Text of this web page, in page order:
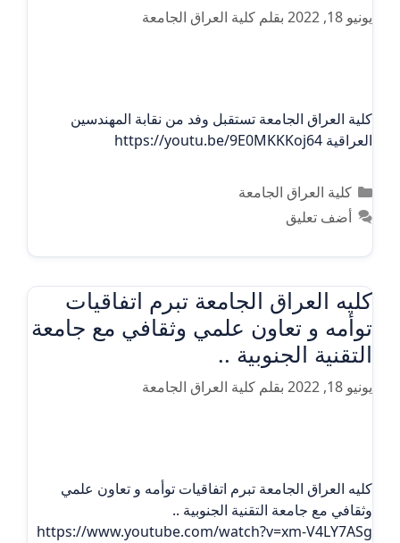
يونيو 18, 2022 بقلم كلية العراق الجامعة
كلية العراق الجامعة تستقبل وفد من نقابة المهندسين
العراقية https://youtu.be/9E0MKKKoj64
التصنيفات
كلية العراق الجامعة
أضف تعليق
كليه العراق الجامعة تبرم اتفاقيات
توأمه و تعاون علمي وثقافي مع جامعة
التقنية الجنوبية ..
يونيو 18, 2022 بقلم كلية العراق الجامعة
كليه العراق الجامعة تبرم اتفاقيات توأمه و تعاون علمي
وثقافي مع جامعة التقنية الجنوبية ..
https://www.youtube.com/watch?v=xm-V4LY7ASg